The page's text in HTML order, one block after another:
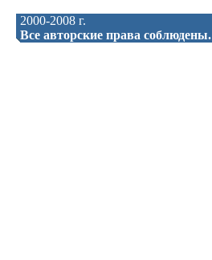
2000-2008 г.
Все авторские права соблюдены.